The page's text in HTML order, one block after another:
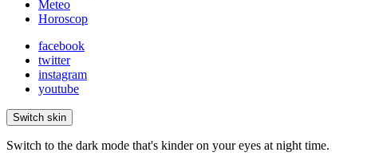
Meteo
Horoscop
facebook
twitter
instagram
youtube
Switch skin
Switch to the dark mode that's kinder on your eyes at night time.